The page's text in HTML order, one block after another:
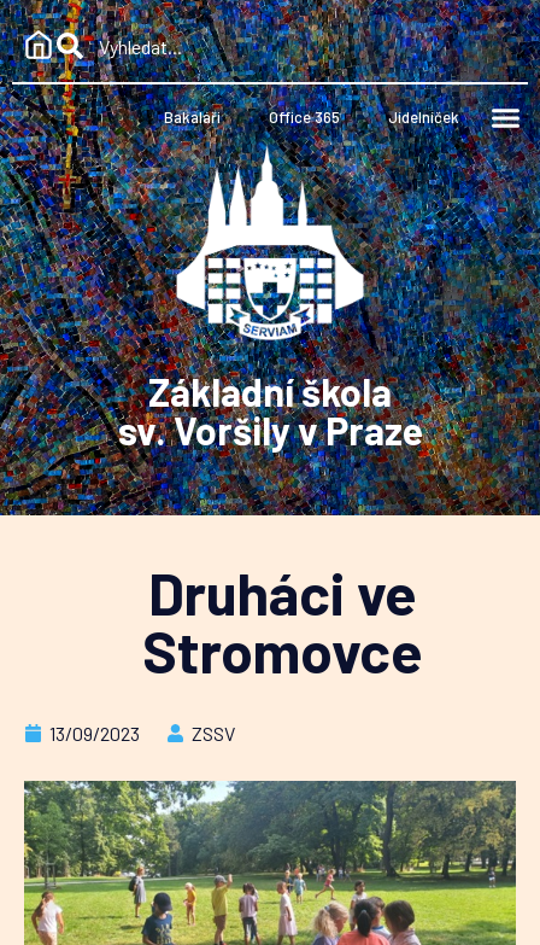
Bakaláři Office 365 Jídelníček
Základní škola
sv. Voršily v Praze
Druháci ve
Stromovce
13/09/2023 ZSSV